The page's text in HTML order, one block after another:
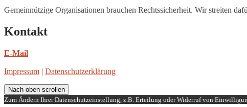
Gemeinnützige Organisationen brauchen Rechtssicherheit. Wir streiten
Kontakt
E-Mail
Impressum | Datenschutzerklärung
Nach oben scrollen
Zum Ändern Ihrer Datenschutzeinstellung, z.B. Erteilung oder Widerruf von